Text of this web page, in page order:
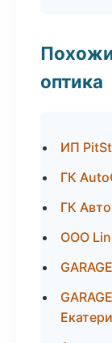
оптика
ИП
ГК
ГК
ООО